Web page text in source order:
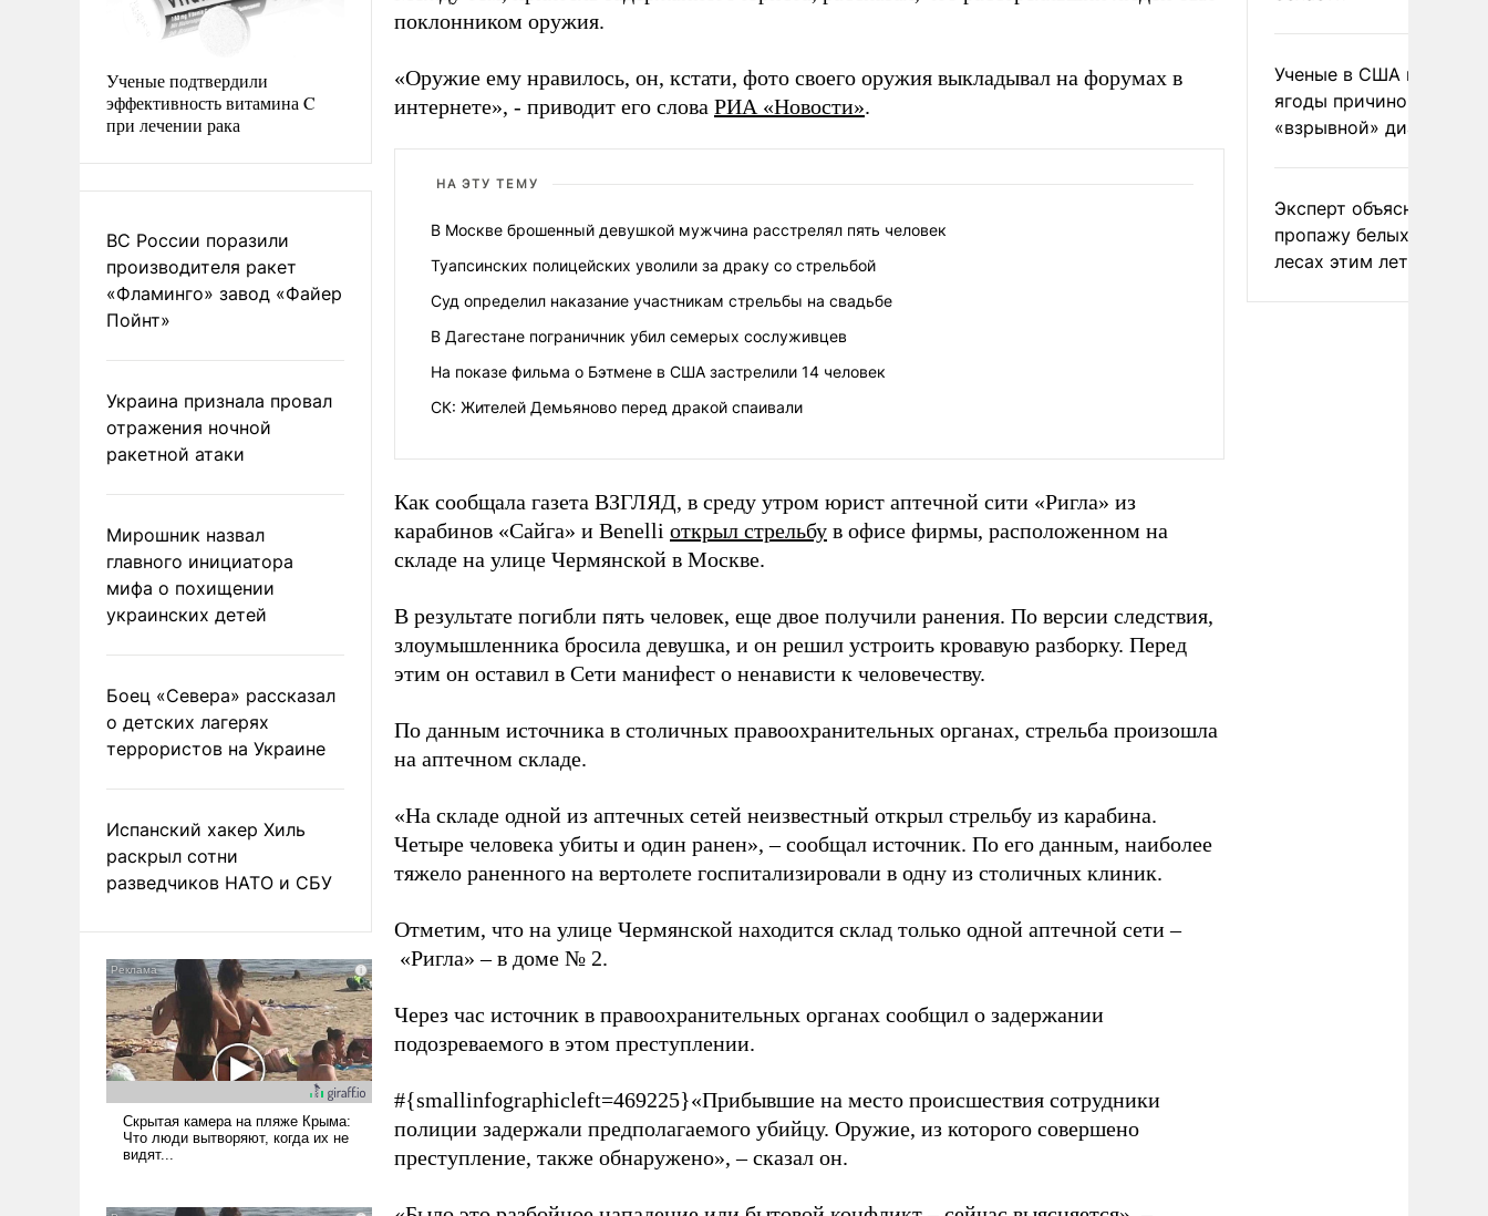
Ученые подтвердили
эффективность витамина C
при лечении рака
ВС России поразили
производителя ракет
«Фламинго» завод «Файер
Пойнт»
Украина признала провал
отражения ночной
ракетной атаки
Мирошник назвал
главного инициатора
мифа о похищении
украинских детей
Боец «Севера» рассказал
о детских лагерях
террористов на Украине
Испанский хакер Хиль
раскрыл сотни
разведчиков НАТО и СБУ
поклонником оружия.
«Оружие ему нравилось, он, кстати, фото своего оружия выкладывал на форумах в
интернете», - приводит его слова РИА «Новости».
НА ЭТУ ТЕМУ
В Москве брошенный девушкой мужчина расстрелял пять человек
Туапсинских полицейских уволили за драку со стрельбой
Суд определил наказание участникам стрельбы на свадьбе
В Дагестане пограничник убил семерых сослуживцев
На показе фильма о Бэтмене в США застрелили 14 человек
СК: Жителей Демьяново перед дракой спаивали
Как сообщала газета ВЗГЛЯД, в среду утром юрист аптечной сити «Ригла» из
карабинов «Сайга» и Benelli открыл стрельбу в офисе фирмы, расположенном на
складе на улице Чермянской в Москве.
В результате погибли пять человек, еще двое получили ранения. По версии следствия,
злоумышленника бросила девушка, и он решил устроить кровавую разборку. Перед
этим он оставил в Сети манифест о ненависти к человечеству.
По данным источника в столичных правоохранительных органах, стрельба произошла
на аптечном складе.
«На складе одной из аптечных сетей неизвестный открыл стрельбу из карабина.
Четыре человека убиты и один ранен», – сообщал источник. По его данным, наиболее
тяжело раненного на вертолете госпитализировали в одну из столичных клиник.
Отметим, что на улице Чермянской находится склад только одной аптечной сети –
«Ригла» – в доме № 2.
Через час источник в правоохранительных органах сообщил о задержании
подозреваемого в этом преступлении.
#{smallinfographicleft=469225}«Прибывшие на место происшествия сотрудники
полиции задержали предполагаемого убийцу. Оружие, из которого совершено
преступление, также обнаружено», – сказал он.
Ученые в США назвали
ягоды причиной
«взрывной» диареи
Эксперт объяснил
пропажу белых грибов
лесах этим летом